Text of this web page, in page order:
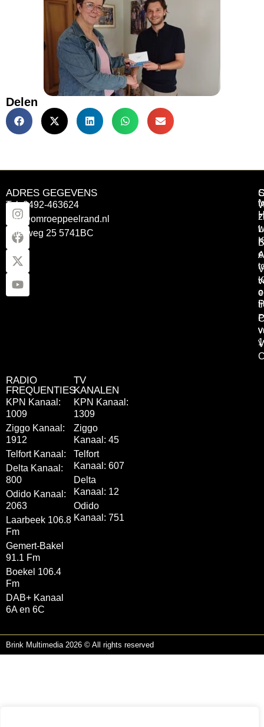
Delen
ADRES GEGEVENS
Tel: 0492-463624
info@omroeppeelrand.nl
Otterweg 25 5741BC
RADIO
FREQUENTIES
KPN Kanaal:
1009
Ziggo Kanaal:
1912
Telfort Kanaal:
Delta Kanaal:
800
Odido Kanaal:
2063
Laarbeek 106.8
Fm
Gemert-Bakel
91.1 Fm
Boekel 106.4
Fm
DAB+ Kanaal
6A en 6C
TV
KANALEN
KPN Kanaal:
1309
Ziggo
Kanaal: 45
Telfort
Kanaal: 607
Delta
Kanaal: 12
Odido
Kanaal: 751
Brink Multimedia 2026 © All rights reserved